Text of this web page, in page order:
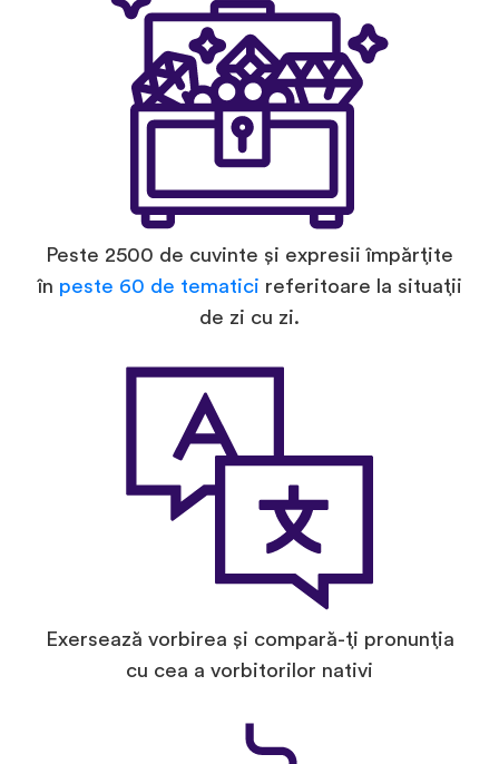
Peste 2500 de cuvinte și expresii împărțite
în peste 60 de tematici referitoare la situații
de zi cu zi.
Exersează vorbirea și compară-ți pronunția
cu cea a vorbitorilor nativi